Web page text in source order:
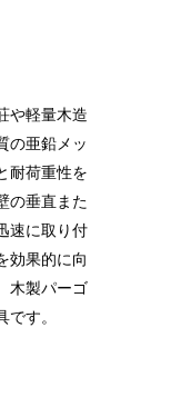
や軽量木造
の亜鉛メッ
耐荷重性を
の垂直また
速に取り付
効果的に向
木製パーゴ
す。